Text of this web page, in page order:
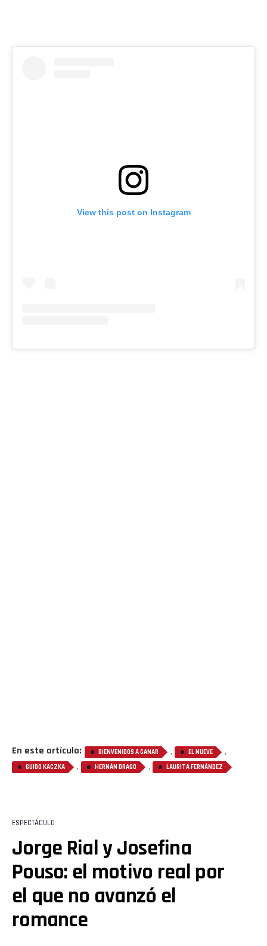
View this post on Instagram
En este artículo: BIENVENIDOS A GANAR , EL NUEVE ,
GUIDO KACZKA , HERNÁN DRAGO , LAURITA FERNÁNDEZ
ESPECTÁCULO
Jorge Rial y Josefina
Pouso: el motivo real por
el que no avanzó el
romance